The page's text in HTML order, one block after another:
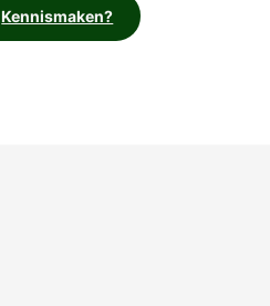
Kennismaken?